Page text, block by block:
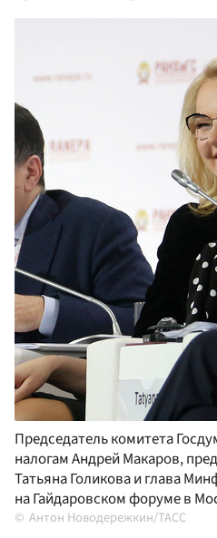
Председатель комитета
налогам Андрей Макаров,
Татьяна Голикова и глава
на Гайдаровском форуме в
Антон Новодережкин/ТАСС